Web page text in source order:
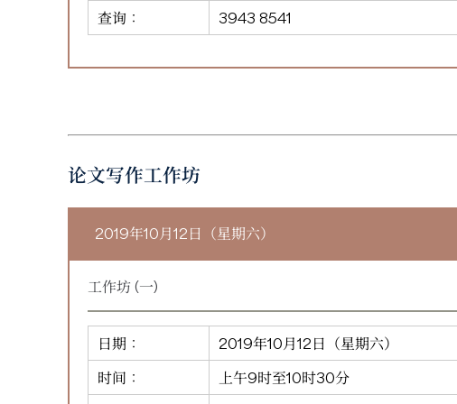
查询： 3943 8541
论文写作工作坊
2019年10月12日（星期六）
工作坊 (一)
日期：
2019年10月12日（星期六）
时间：
上午9时至10时30分